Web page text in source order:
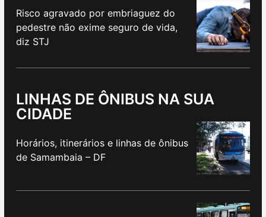
Risco agravado por embriaguez do
pedestre não exime seguro de vida,
diz STJ
LINHAS DE ÔNIBUS NA SUA
CIDADE
Horários, itinerários e linhas de ônibus
de Samambaia – DF